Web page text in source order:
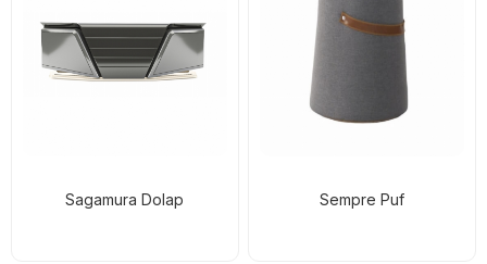
Sagamura Dolap Sempre Puf